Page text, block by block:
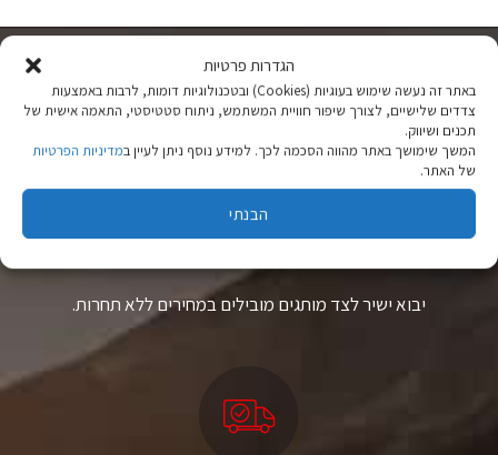
הגדרות פרטיות
באתר זה נעשה שימוש בעוגיות (Cookies) ובטכנולוגיות דומות, לרבות באמצעות
צדדים שלישיים, לצורך שיפור חוויית המשתמש, ניתוח סטטיסטי, התאמה אישית של
תכנים ושיווק.
המשך שימושך באתר מהווה הסכמה לכך. למידע נוסף ניתן לעיין במדיניות הפרטיות
של האתר.
הבנתי
מספר
סוגים.
לבחור
את
האפשרויות
בעמוד
המוצר
מספר
סוגים.
ניתן
לבחור
את
בעמוד
ציוד טיולים
יבוא ישיר לצד מותגים מובילים במחירים ללא תחרות.